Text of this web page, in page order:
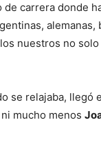
carrera donde
nuestros no
se relajaba, llegó
mucho menos